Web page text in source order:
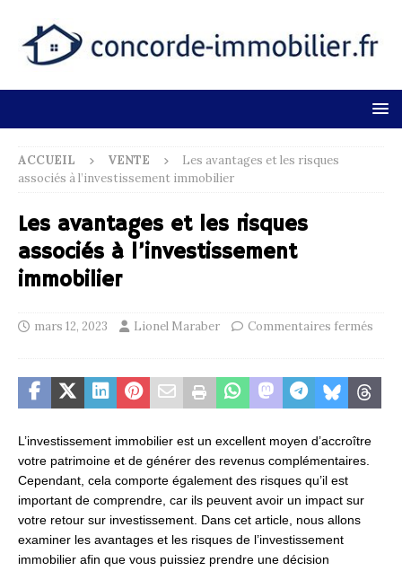
ACCUEIL VENTE
Les avantages et les risques
associés à l’investissement immobilier
Les avantages et les risques
associés à l’investissement
immobilier
mars 12, 2023 Lionel Maraber Commentaires fermés
L’investissement immobilier est un excellent moyen d’accroître
votre patrimoine et de générer des revenus complémentaires.
Cependant, cela comporte également des risques qu’il est
important de comprendre, car ils peuvent avoir un impact sur
votre retour sur investissement. Dans cet article, nous allons
examiner les avantages et les risques de l’investissement
immobilier afin que vous puissiez prendre une décision